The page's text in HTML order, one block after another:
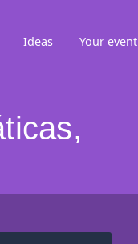
Ideas Your event